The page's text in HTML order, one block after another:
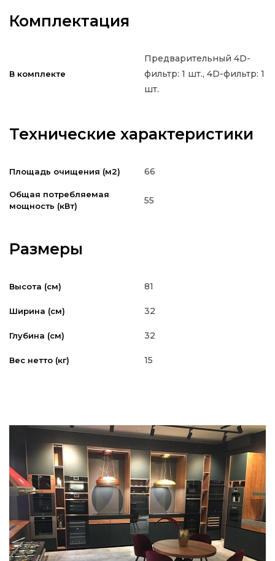
Комплектация
В комплекте
Предварительный 4D-
фильтр: 1 шт., 4D-фильтр: 1
шт.
Технические характеристики
Площадь очищения (м2) 66
Общая потребляемая
мощность (кВт)
55
Размеры
Высота (см) 81
Ширина (см) 32
Глубина (см) 32
Вес нетто (кг) 15